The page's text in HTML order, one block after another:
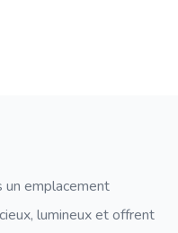
un emplacement
lumineux et offrent